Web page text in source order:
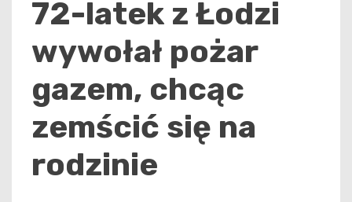
72-latek z Łodzi
wywołał pożar
gazem, chcąc
zemścić się na
rodzinie